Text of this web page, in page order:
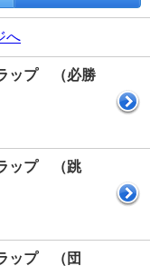
へ
ップ （必勝
ップ （跳
ップ （団